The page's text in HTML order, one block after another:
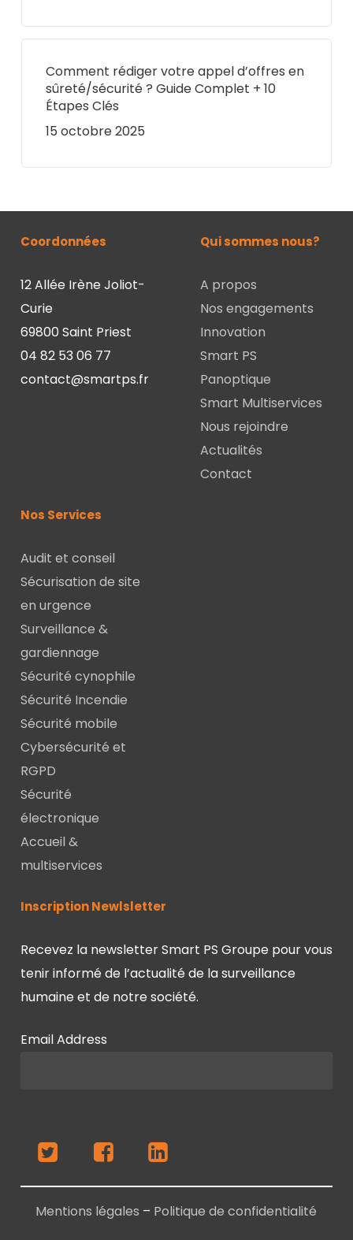
Comment rédiger votre appel d’offres en
sûreté/sécurité ? Guide Complet + 10
Étapes Clés
15 octobre 2025
Coordonnées
12 Allée Irène Joliot-
Curie
69800 Saint Priest
04 82 53 06 77
contact@smartps.fr
Qui sommes nous?
A propos
Nos engagements
Innovation
Smart PS
Panoptique
Smart Multiservices
Nous rejoindre
Actualités
Contact
Nos Services
Audit et conseil
Sécurisation de site
en urgence
Surveillance &
gardiennage
Sécurité cynophile
Sécurité Incendie
Sécurité mobile
Cybersécurité et
RGPD
Sécurité
électronique
Accueil &
multiservices
Inscription Newlsletter
Recevez la newsletter Smart PS Groupe pour vous
tenir informé de l’actualité de la surveillance
humaine et de notre société.
Email Address
Mentions légales – Politique de confidentialité